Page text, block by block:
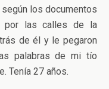
los documentos
por las calles de la
de él y le pegaron
palabras de mi tío
Tenía 27 años.